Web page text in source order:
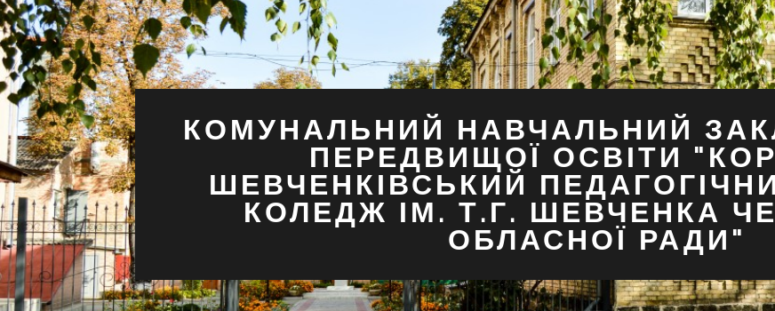
КОМУНАЛЬНИЙ НАВЧАЛЬНИЙ
ПЕРЕДВИЩОЇ ОСВІТИ
ШЕВЧЕНКІВСЬКИЙ
КОЛЕДЖ ІМ. Т.Г. ШЕВЧЕНКА
ОБЛАСНОЇ РАДИ"